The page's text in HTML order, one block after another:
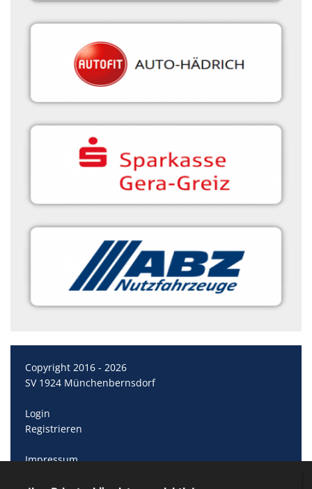
Copyright 2016 - 2026
SV 1924 Münchenbernsdorf
Login
Registrieren
Impressum